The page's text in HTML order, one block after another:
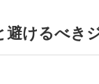
避けるべき